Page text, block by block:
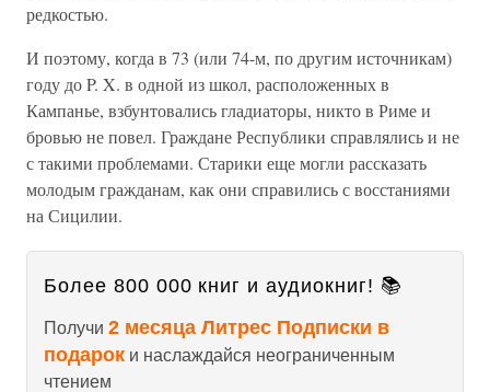
редкостью.
И поэтому, когда в 73 (или 74-м, по другим источникам)
году до P. X. в одной из школ, расположенных в
Кампанье, взбунтовались гладиаторы, никто в Риме и
бровью не повел. Граждане Республики справлялись и не
с такими проблемами. Старики еще могли рассказать
молодым гражданам, как они справились с восстаниями
на Сицилии.
Более 800 000 книг и аудиокниг! 📚
Получи 2 месяца Литрес Подписки в
подарок и наслаждайся неограниченным
чтением